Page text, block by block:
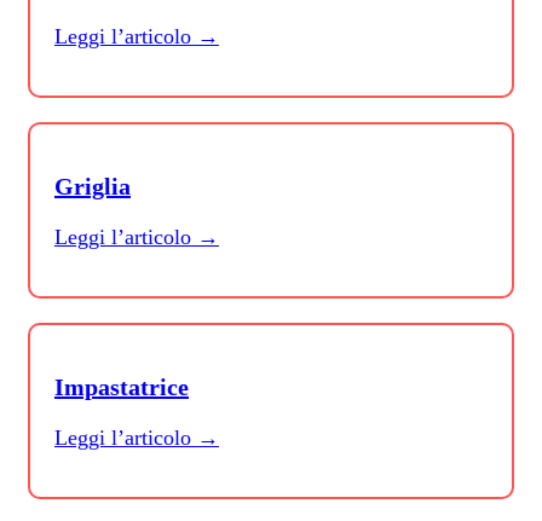
Leggi l’articolo →
Griglia
Leggi l’articolo →
Impastatrice
Leggi l’articolo →